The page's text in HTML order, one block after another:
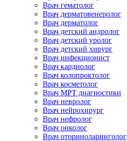
Врач гематолог
Врач дерматовенеролог
Врач дерматолог
Врач детский андролог
Врач детский уролог
Врач детский хирург
Врач инфекционист
Врач кардиолог
Врач колопроктолог
Врач косметолог
Врач МРТ диагностики
Врач невролог
Врач нейрохирург
Врач нефролог
Врач онколог
Врач оториноларинголог